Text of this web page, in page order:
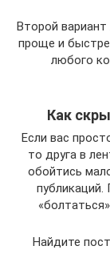
Второй
проще и
любого
Как
Если вас
то друга в
обойтись
Найдите